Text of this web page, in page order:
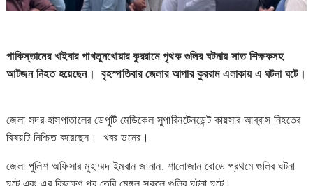
পাকিস্তানের খাইবার পাখতুনখোয়ার কুররামে পৃথক গুলির ঘটনায় সাত শিক্ষকসহ
আটজন নিহত হয়েছেন। বৃহস্পতিবার জেলার আপার কুররাম এলাকায় এ ঘটনা ঘটে।
জেলা সদর হাসপাতালের ডেপুটি মেডিকেল সুপারিনটেনডেন্ট কায়সার আব্বাস নিহতের
বিষয়টি নিশ্চিত করেছেন। খবর ডনের।
জেলা পুলিশ অফিসার মুহাম্মদ ইমরান জানান, শালোজান রোডে প্রথমে গুলির ঘটনা
ঘটে এবং এর কিছুক্ষণ পর তেরি মেঙ্গল স্কুলে গুলির ঘটনা ঘটে।